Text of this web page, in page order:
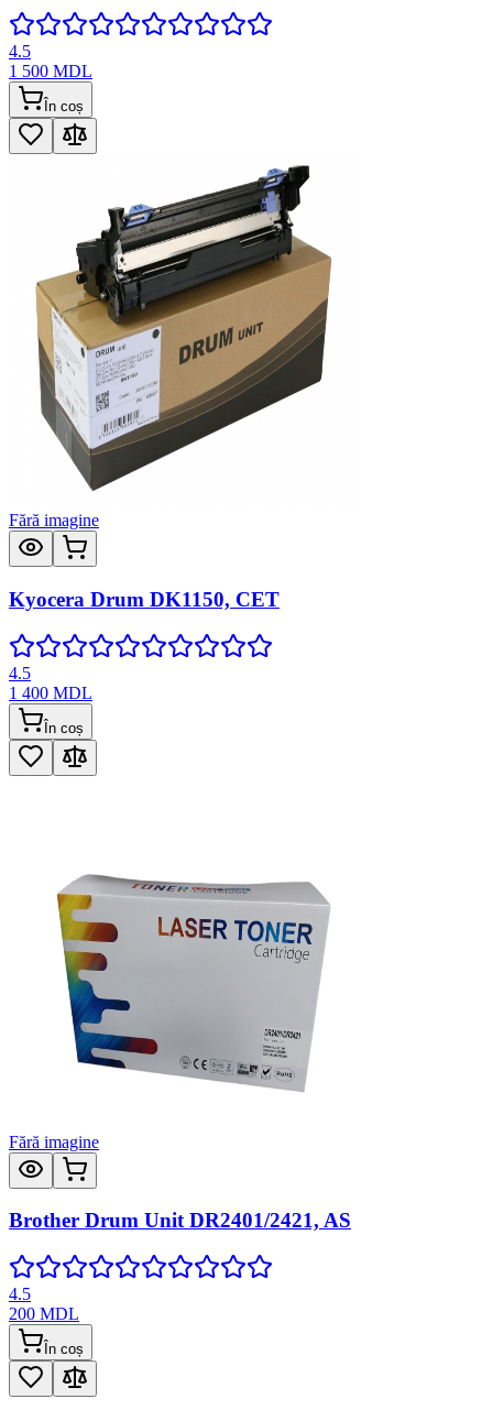
4.5
1 500 MDL
În coș
Fără imagine
Kyocera Drum DK1150, CET
4.5
1 400 MDL
În coș
Fără imagine
Brother Drum Unit DR2401/2421, AS
4.5
200 MDL
În coș